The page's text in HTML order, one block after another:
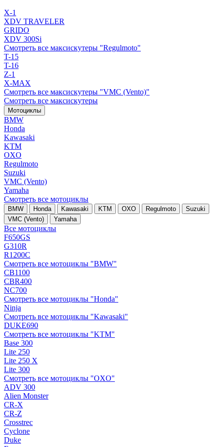
X-1
XDV TRAVELER
GRIDO
XDV 300Si
Смотреть все максискутеры "Regulmoto"
T-15
T-16
Z-1
X-MAX
Смотреть все максискутеры "VMC (Vento)"
Смотреть все максискутеры
Мотоциклы
BMW
Honda
Kawasaki
KTM
OXO
Regulmoto
Suzuki
VMC (Vento)
Yamaha
Смотреть все мотоциклы
BMW Honda Kawasaki KTM OXO Regulmoto
Suzuki
VMC (Vento)
Yamaha
Все мотоциклы
F650GS
G310R
R1200C
Смотреть все мотоциклы "BMW"
CB1100
CBR400
NC700
Смотреть все мотоциклы "Honda"
Ninja
Смотреть все мотоциклы "Kawasaki"
DUKE690
Смотреть все мотоциклы "KTM"
Base 300
Lite 250
Lite 250 X
Lite 300
Смотреть все мотоциклы "OXO"
ADV 300
Alien Monster
CR-X
CR-Z
Crosstrec
Cyclone
Duke